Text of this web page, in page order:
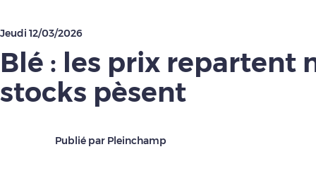
Jeudi 12/03/2026
Blé : les prix repartent
stocks pèsent
Publié par Pleinchamp